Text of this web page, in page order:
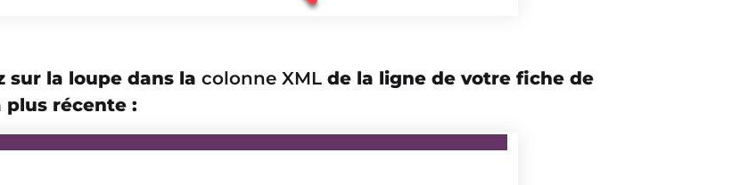
sur la loupe dans la colonne XML de la ligne de votre fiche de
plus récente :